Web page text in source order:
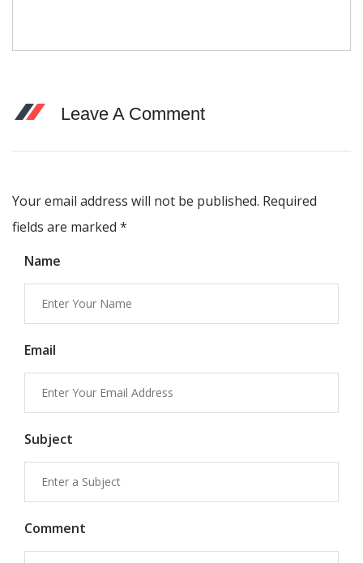
Leave A Comment
Your email address will not be published. Required
fields are marked *
Name
Email
Subject
Comment